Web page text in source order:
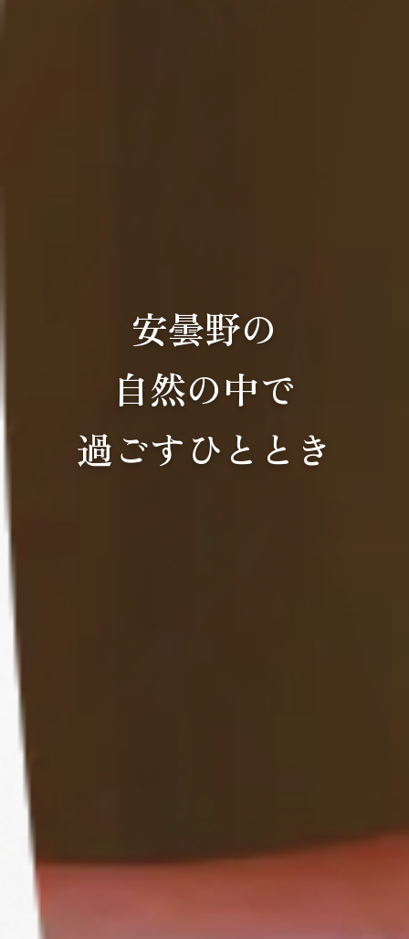
安曇野の
自然の中で
過ごすひととき